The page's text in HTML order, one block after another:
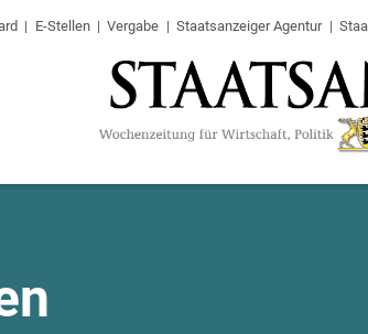
E-Stellen Vergabe Staatsanzeiger Agentur